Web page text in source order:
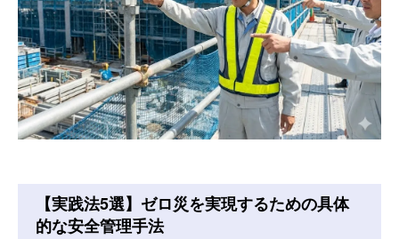
【実践法5選】ゼロ災を実現するための具体
的な安全管理手法